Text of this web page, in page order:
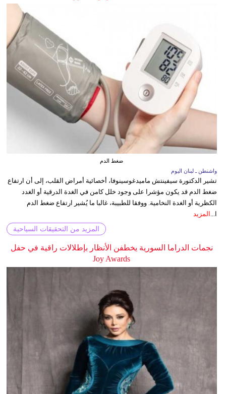
ضغط الدم
واشنطن ـ لبنان اليوم
تشير الدكتورة سيفينتش ماميدغوسينوفا، أخصائية أمراض القلب، إلى أن ارتفاع
ضغط الدم قد يكون مؤشرا على وجود خلل كامن في الغدة الدرقية أو الغدد
الكظرية أو الغدة النخامية. ووفقا للطبيبة، غالبا ما يُشير ارتفاع ضغط الدم
ا... المزيد
المزيد من التحقيقات السياحية
نجمات الدراما السورية يخطفن الأنظار بإطلالات راقية في حفل
Joy Awards